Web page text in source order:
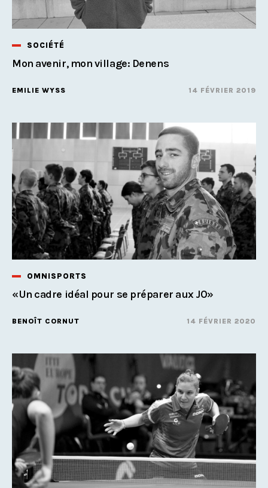
SOCIÉTÉ
Mon avenir, mon village: Denens
EMILIE WYSS 14 FÉVRIER 2019
OMNISPORTS
«Un cadre idéal pour se préparer aux JO»
BENOÎT CORNUT 14 FÉVRIER 2020